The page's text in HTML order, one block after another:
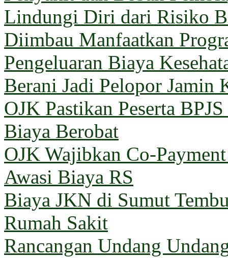
Lindungi Diri dari Risiko
Diimbau Manfaatkan
Pengeluaran Biaya
Berani Jadi Pelopor Jamin
OJK Pastikan Peserta
Biaya Berobat
OJK Wajibkan Co-
Awasi Biaya RS
Biaya JKN di Sumut
Rumah Sakit
Rancangan Undang